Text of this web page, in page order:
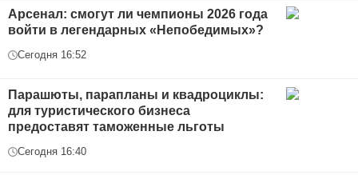
Арсенал: смогут ли чемпионы 2026 года
войти в легендарных «Непобедимых»?
Сегодня 16:52
Парашюты, парапланы и квадроциклы:
для туристического бизнеса
предоставят таможенные льготы
Сегодня 16:40